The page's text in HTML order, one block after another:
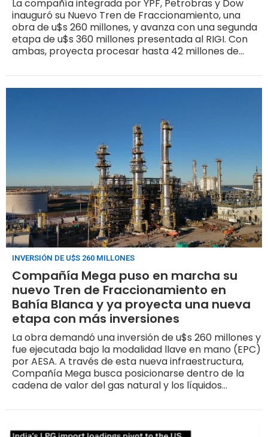
La compañía integrada por YPF, Petrobras y Dow
inauguró su Nuevo Tren de Fraccionamiento, una
obra de u$s 260 millones, y avanza con una segunda
etapa de u$s 360 millones presentada al RIGI. Con
ambas, proyecta procesar hasta 42 millones de
INVERSIÓN DE U$S 260 MILLONES
Compañía Mega puso en marcha su
nuevo Tren de Fraccionamiento en
Bahía Blanca y ya proyecta una nueva
etapa con más inversiones
La obra demandó una inversión de u$s 260 millones y
fue ejecutada bajo la modalidad llave en mano (EPC)
por AESA. A través de esta nueva infraestructura,
Compañía Mega busca posicionarse dentro de la
cadena de valor del gas natural y los líquidos